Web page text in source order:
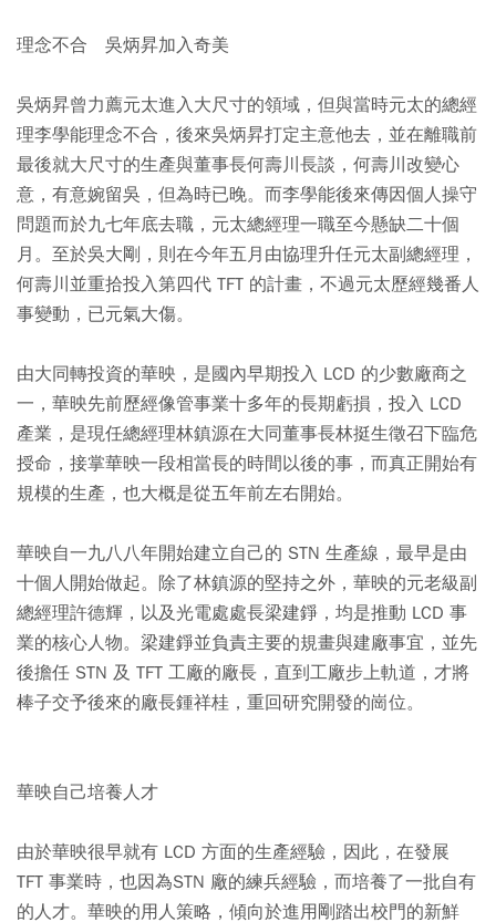
理念不合 吳炳昇加入奇美
吳炳昇曾力薦元太進入大尺寸的領域，但與當時元太的總經
理李學能理念不合，後來吳炳昇打定主意他去，並在離職前
最後就大尺寸的生產與董事長何壽川長談，何壽川改變心
意，有意婉留吳，但為時已晚。而李學能後來傳因個人操守
問題而於九七年底去職，元太總經理一職至今懸缺二十個
月。至於吳大剛，則在今年五月由協理升任元太副總經理，
何壽川並重拾投入第四代 TFT 的計畫，不過元太歷經幾番人
事變動，已元氣大傷。
由大同轉投資的華映，是國內早期投入 LCD 的少數廠商之
一，華映先前歷經像管事業十多年的長期虧損，投入 LCD
產業，是現任總經理林鎮源在大同董事長林挺生徵召下臨危
授命，接掌華映一段相當長的時間以後的事，而真正開始有
規模的生產，也大概是從五年前左右開始。
華映自一九八八年開始建立自己的 STN 生產線，最早是由
十個人開始做起。除了林鎮源的堅持之外，華映的元老級副
總經理許德輝，以及光電處處長梁建錚，均是推動 LCD 事
業的核心人物。梁建錚並負責主要的規畫與建廠事宜，並先
後擔任 STN 及 TFT 工廠的廠長，直到工廠步上軌道，才將
棒子交予後來的廠長鍾祥桂，重回研究開發的崗位。
華映自己培養人才
由於華映很早就有 LCD 方面的生產經驗，因此，在發展
TFT 事業時，也因為STN 廠的練兵經驗，而培養了一批自有
的人才。華映的用人策略，傾向於進用剛踏出校門的新鮮